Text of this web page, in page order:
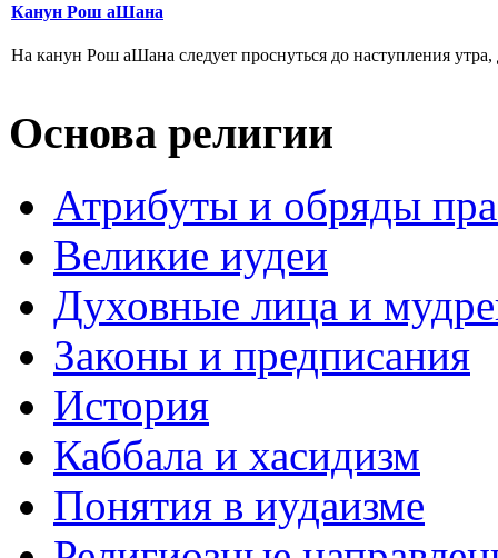
Канун Рош аШана
На канун Рош аШана следует проснуться до наступления
Основа религии
Атрибуты и обряды
Великие иудеи
Духовные лица и
Законы и предписания
История
Каббала и хасидизм
Понятия в иудаизме